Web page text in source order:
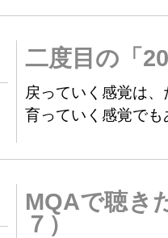
二度目の「
戻っていく感覚は
育っていく感覚で
MQAで聴き
７）